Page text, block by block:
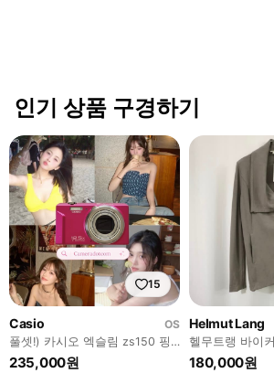
인기 상품 구경하기
15
Casio
OS
풀셋!) 카시오 엑슬림 zs150 핑
크 casio exilim
235,000원
Helmut Lang
헬무트랭 바이
180,000원